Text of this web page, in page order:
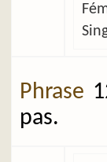
Phrase
pas.